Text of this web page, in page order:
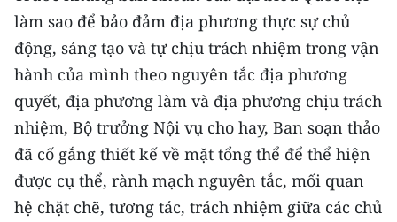
làm sao để bảo đảm địa phương thực sự chủ
động, sáng tạo và tự chịu trách nhiệm trong vận
hành của mình theo nguyên tắc địa phương
quyết, địa phương làm và địa phương chịu trách
nhiệm, Bộ trưởng Nội vụ cho hay, Ban soạn thảo
đã cố gắng thiết kế về mặt tổng thể để thể hiện
được cụ thể, rành mạch nguyên tắc, mối quan
hệ chặt chẽ, tương tác, trách nhiệm giữa các chủ